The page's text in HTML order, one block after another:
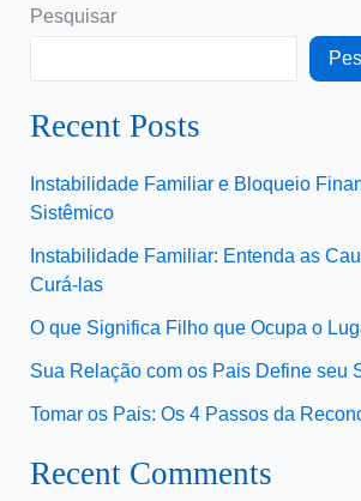
Pesquisar
Recent Posts
Instabilidade Familiar e Bloqueio
Sistêmico
Instabilidade Familiar: Entenda as
Curá-las
O que Significa Filho que Ocupa o
Sua Relação com os Pais Define seu
Tomar os Pais: Os 4 Passos da
Recent Comments